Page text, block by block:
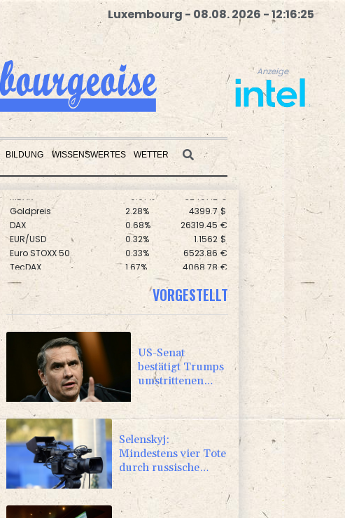
Luxembourg - 08.08. 2026 - 12:16:26
Anzeige
BILDUNG WISSENSWERTES WETTER
Anzeige
Goldpreis 2.28% 4399.7
DAX
0.68% 26319.45 €
EUR/USD
0.32% 1.1562 $
Euro STOXX 50
0.33% 6523.86 €
TecDAX
1.67% 4068.78 €
SDAX
0.51% 18659.63 €
-0.07%
VORGESTELLT
US-Senat
bestätigt Trumps
umstrittenen
Justizminister
Blanche
Selenskyj:
Mindestens vier Tote
durch russische
Angriffe in Region
Kiew